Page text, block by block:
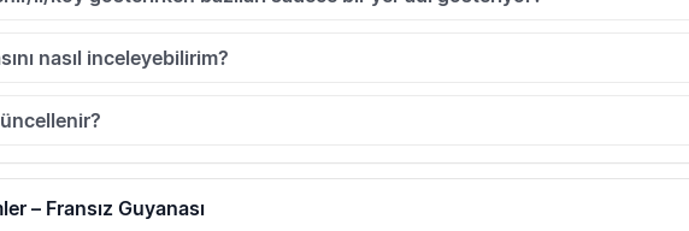
nasıl inceleyebilirim?
– Fransız Guyanası